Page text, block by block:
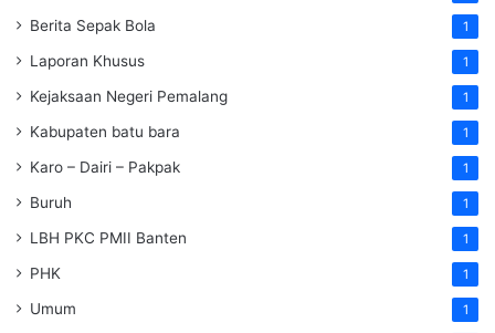
Berita Sepak Bola 1
Laporan Khusus 1
Kejaksaan Negeri Pemalang 1
Kabupaten batu bara 1
Karo – Dairi – Pakpak 1
Buruh 1
LBH PKC PMII Banten 1
PHK 1
Umum 1